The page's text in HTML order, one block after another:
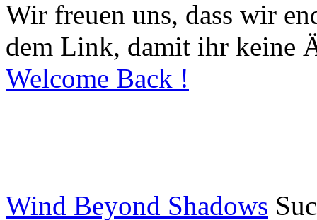
Wir freuen uns, dass wir
dem Link, damit ihr keine
Welcome Back !
Wind Beyond Shadows